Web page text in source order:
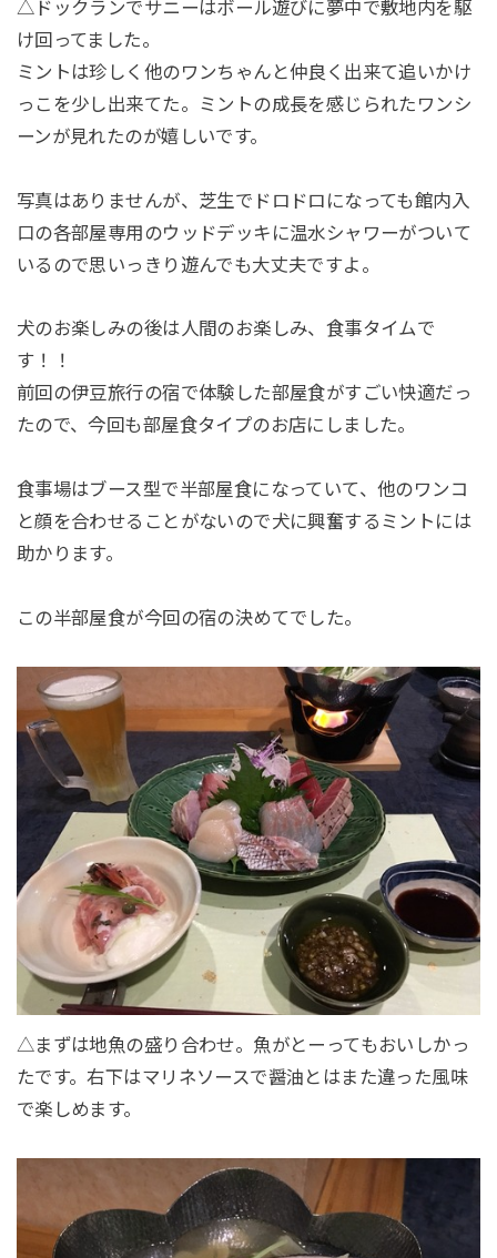
△ドックランでサニーはボール遊びに夢中で敷地内を駆
け回ってました。
ミントは珍しく他のワンちゃんと仲良く出来て追いかけ
っこを少し出来てた。ミントの成長を感じられたワンシ
ーンが見れたのが嬉しいです。
写真はありませんが、芝生でドロドロになっても館内入
口の各部屋専用のウッドデッキに温水シャワーがついて
いるので思いっきり遊んでも大丈夫ですよ。
犬のお楽しみの後は人間のお楽しみ、食事タイムで
す！！
前回の伊豆旅行の宿で体験した部屋食がすごい快適だっ
たので、今回も部屋食タイプのお店にしました。
食事場はブース型で半部屋食になっていて、他のワンコ
と顔を合わせることがないので犬に興奮するミントには
助かります。
この半部屋食が今回の宿の決めてでした。
△まずは地魚の盛り合わせ。魚がとーってもおいしかっ
たです。右下はマリネソースで醤油とはまた違った風味
で楽しめます。